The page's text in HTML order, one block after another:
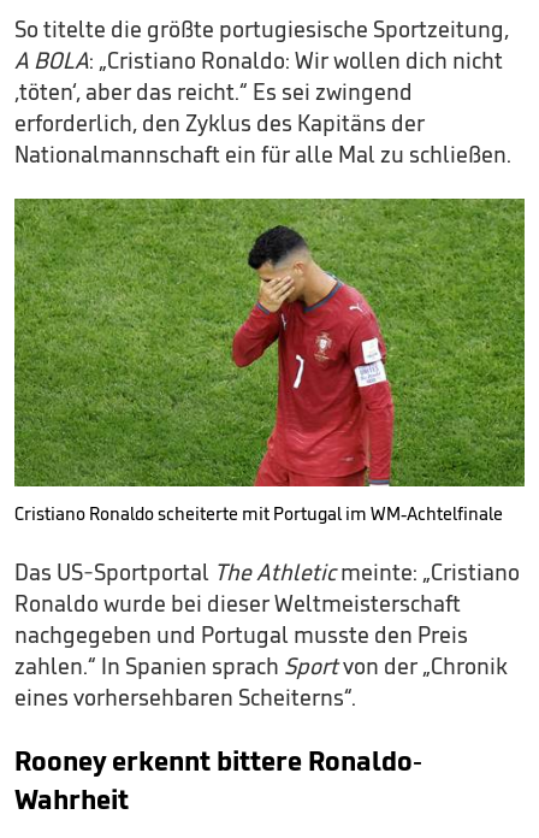
So titelte die größte portugiesische Sportzeitung,
A BOLA: „Cristiano Ronaldo: Wir wollen dich nicht
‚töten‘, aber das reicht.“ Es sei zwingend
erforderlich, den Zyklus des Kapitäns der
Nationalmannschaft ein für alle Mal zu schließen.
Cristiano Ronaldo scheiterte mit Portugal im WM-Achtelfinale
Das US-Sportportal The Athleticmeinte: „Cristiano
Ronaldo wurde bei dieser Weltmeisterschaft
nachgegeben und Portugal musste den Preis
zahlen.“ In Spanien sprach Sportvon der „Chronik
eines vorhersehbaren Scheiterns“.
Rooney erkennt bittere Ronaldo-
Wahrheit